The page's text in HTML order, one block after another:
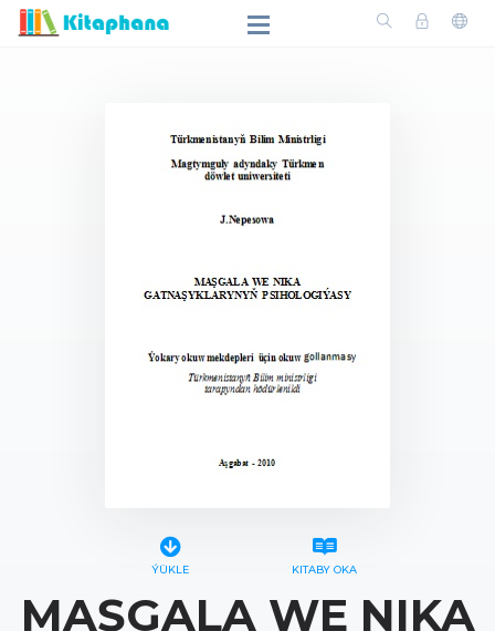
ÝÜKLE KITABY OKA
MAŞGALA WE NIKA